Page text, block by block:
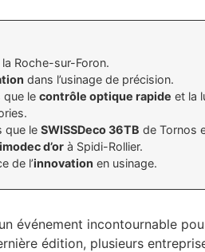
Roche-sur-Foron.
dans l’usinage de précision.
que lecontrôle optique rapide et la
que leSWISSDeco 36TB de Tornos
d’or à Spidi-Rollier.
de l’innovation en usinage.
événement incontournable
édition, plusieurs